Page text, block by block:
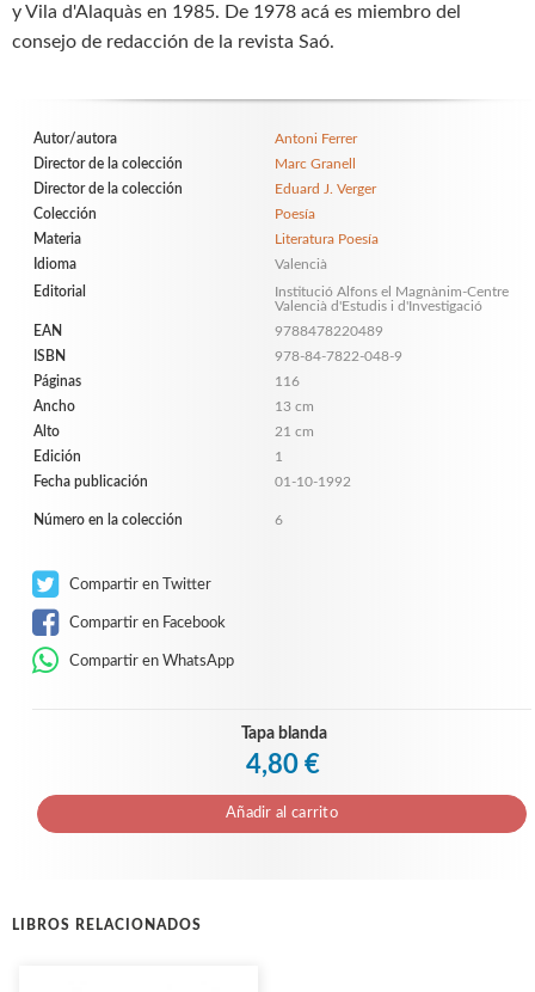
y Vila d'Alaquàs en 1985. De 1978 acá es miembro del
consejo de redacción de la revista Saó.
Autor/autora
Antoni Ferrer
Director de la colección
Marc Granell
Director de la colección
Eduard J. Verger
Colección
Poesía
Materia
Literatura Poesía
Idioma
Valencià
Editorial
Institució Alfons el Magnànim-Centre
Valencià d'Estudis i d'Investigació
EAN
9788478220489
ISBN
978-84-7822-048-9
Páginas
116
Ancho
13 cm
Alto
21 cm
Edición
1
Fecha publicación
01-10-1992
Número en la colección 6
Compartir en Twitter
Compartir en Facebook
Compartir en WhatsApp
Tapa blanda
4,80 €
Añadir al carrito
LIBROS RELACIONADOS